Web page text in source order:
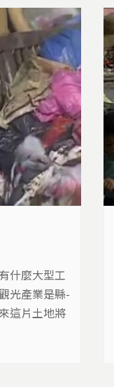
什麼大型工
光產業是縣­
這片土地將
爐排放「世­
灰渣會污